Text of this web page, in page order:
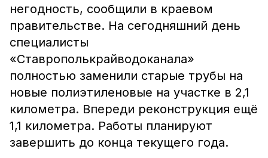
негодность, сообщили в краевом
правительстве. На сегодняшний день
специалисты
«Ставрополькрайводоканала»
полностью заменили старые трубы на
новые полиэтиленовые на участке в 2,1
километра. Впереди реконструкция ещё
1,1 километра. Работы планируют
завершить до конца текущего года.